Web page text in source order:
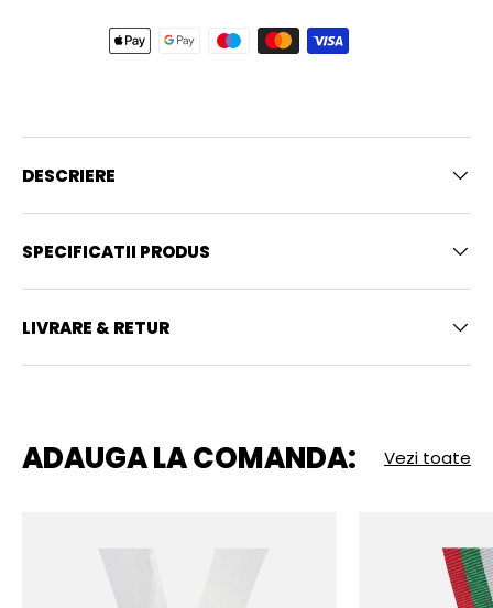
DESCRIERE
SPECIFICATII PRODUS
LIVRARE & RETUR
ADAUGA LA COMANDA: Vezi toate